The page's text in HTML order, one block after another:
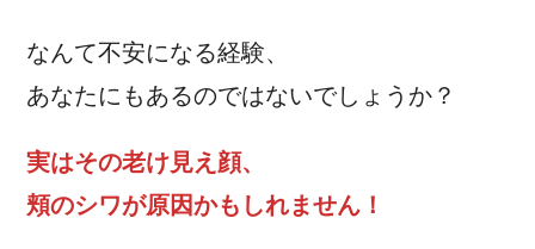
なんて不安になる経験、
あなたにもあるのではないでしょうか？
実はその老け見え顔、
頬のシワが原因かもしれません！